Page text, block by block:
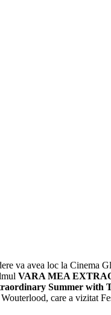
va avea loc la Cinema
VARA MEA
Summer with
care a vizitat